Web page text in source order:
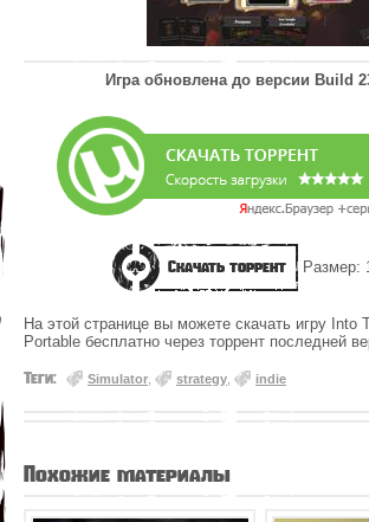
Игра обновлена до версии Build
Скачать торрент Размер:
На этой странице вы можете скачать игру Into
Portable бесплатно через торрент последней
Теги: Simulator strategy indie
Похожие материалы